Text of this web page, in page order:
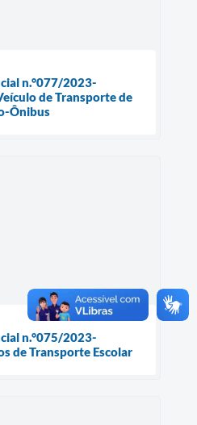
n.°077/2023-
de Transporte de
Ônibus
n.°075/2023-
de Transporte Escolar